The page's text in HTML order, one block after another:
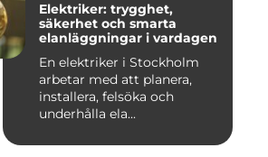
Elektriker: trygghet,
säkerhet och smarta
elanläggningar i vardagen
En elektriker i Stockholm
arbetar med att planera,
installera, felsöka och
underhålla ela...